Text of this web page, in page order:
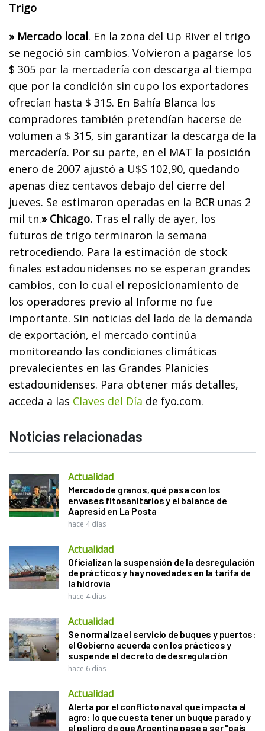
Trigo
» Mercado local. En la zona del Up River el trigo
se negoció sin cambios. Volvieron a pagarse los
$ 305 por la mercadería con descarga al tiempo
que por la condición sin cupo los exportadores
ofrecían hasta $ 315. En Bahía Blanca los
compradores también pretendían hacerse de
volumen a $ 315, sin garantizar la descarga de la
mercadería. Por su parte, en el MAT la posición
enero de 2007 ajustó a U$S 102,90, quedando
apenas diez centavos debajo del cierre del
jueves. Se estimaron operadas en la BCR unas 2
mil tn.» Chicago. Tras el rally de ayer, los
futuros de trigo terminaron la semana
retrocediendo. Para la estimación de stock
finales estadounidenses no se esperan grandes
cambios, con lo cual el reposicionamiento de
los operadores previo al Informe no fue
importante. Sin noticias del lado de la demanda
de exportación, el mercado continúa
monitoreando las condiciones climáticas
prevalecientes en las Grandes Planicies
estadounidenses. Para obtener más detalles,
acceda a las Claves del Día de fyo.com.
Noticias relacionadas
Actualidad
Mercado de granos, qué pasa con los
envases fitosanitarios y el balance de
Aapresid en La Posta
hace 4 días
Actualidad
Oficializan la suspensión de la desregulación
de prácticos y hay novedades en la tarifa de
la hidrovía
hace 4 días
Actualidad
Se normaliza el servicio de buques y puertos:
el Gobierno acuerda con los prácticos y
suspende el decreto de desregulación
hace 6 días
Actualidad
Alerta por el conflicto naval que impacta al
agro: lo que cuesta tener un buque parado y
el peligro de que Argentina pase a ser "país